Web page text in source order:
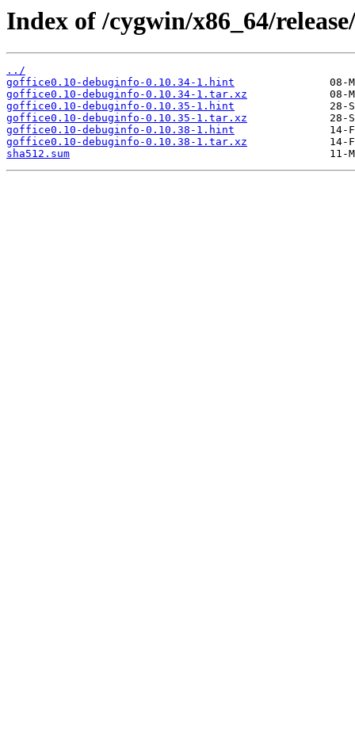
Index of /cygwin/x86_64/
../
goffice0.10-debuginfo-0.10.34-1.hint
goffice0.10-debuginfo-0.10.34-1.tar.xz
goffice0.10-debuginfo-0.10.35-1.hint
goffice0.10-debuginfo-0.10.35-1.tar.xz
goffice0.10-debuginfo-0.10.38-1.hint
goffice0.10-debuginfo-0.10.38-1.tar.xz
sha512.sum